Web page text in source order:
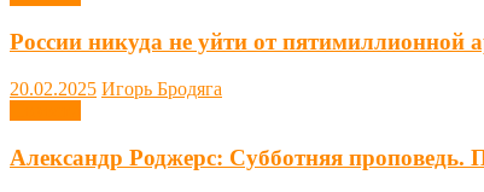
России никуда не уйти от пятимиллионной
20.02.2025 Игорь Бродяга
Александр Роджерс: Субботняя проповедь.